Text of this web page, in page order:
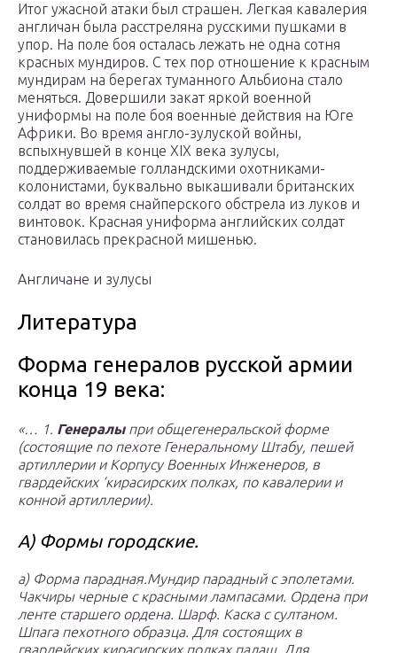
Итог ужасной атаки был страшен. Легкая кавалерия
англичан была расстреляна русскими пушками в
упор. На поле боя осталась лежать не одна сотня
красных мундиров. С тех пор отношение к красным
мундирам на берегах туманного Альбиона стало
меняться. Довершили закат яркой военной
униформы на поле боя военные действия на Юге
Африки. Во время англо-зулуской войны,
вспыхнувшей в конце XIX века зулусы,
поддерживаемые голландскими охотниками-
колонистами, буквально выкашивали британских
солдат во время снайперского обстрела из луков и
винтовок. Красная униформа английских солдат
становилась прекрасной мишенью.
Англичане и зулусы
Литература
Форма генералов русской армии
конца 19 века:
«… 1. Генералы при общегенеральской форме
(состоящие по пехоте Генеральному Штабу, пешей
артиллерии и Корпусу Военных Инженеров, в
гвардейских ‘кирасирских полках, по кавалерии и
конной артиллерии).
А) Формы городские.
а) Форма парадная.Мундир парадный с эполетами.
Чакчиры черные с красными лампасами. Ордена при
ленте старшего ордена. Шарф. Каска с султаном.
Шпага пехотного образца. Для состоящих в
гвардейских кирасирских полках палаш. Для